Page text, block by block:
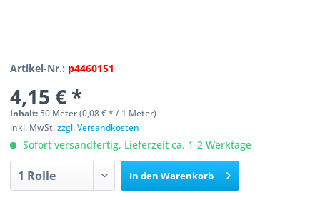
Artikel-Nr.: p4460151
4,15 € *
Inhalt:50 Meter (0,08 € * / 1 Meter)
inkl. MwSt.zzgl. Versandkosten
Sofort versandfertig, Lieferzeit ca. 1-2 Werktage
In den Warenkorb